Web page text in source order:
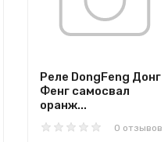
Реле DongFeng Донг
Фенг самосвал
оранж...
0 отзывов